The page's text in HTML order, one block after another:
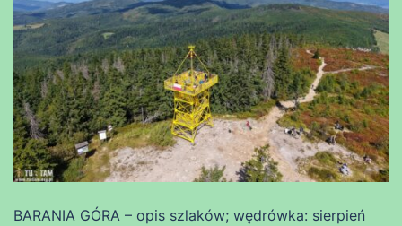
BARANIA GÓRA – opis szlaków; wędrówka: sierpień